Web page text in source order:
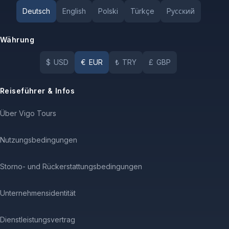
Deutsch English Polski Türkçe Pусский
Währung
$ USD € EUR ₺ TRY £ GBP
Reiseführer & Infos
Über Vigo Tours
Nutzungsbedingungen
Storno- und Rückerstattungsbedingungen
Unternehmensidentität
Dienstleistungsvertrag